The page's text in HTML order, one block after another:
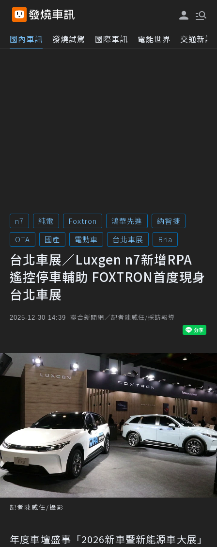
國內車訊 發燒試駕 國際車訊 電能世界 交通新訊
n7 純電 Foxtron 鴻華先進
納智捷
OTA
國產 電動車 台北車展 Bria
台北車展／Luxgen n7新增RPA
遙控停車輔助 FOXTRON首度現身
台北車展
2025-12-30 14:39 聯合新聞網／記者陳威任/採訪報導
記者陳威任/攝影
年度車壇盛事「2026新車暨新能源車大展」